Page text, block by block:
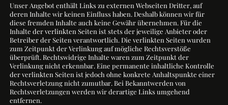
Unser Angebot enthält Links zu externen Webseiten Dritter, auf
deren Inhalte wir keinen Einfluss haben. Deshalb können wir für
diese fremden Inhalte auch keine Gewähr übernehmen. Für die
Inhalte der verlinkten Seiten ist stets der jeweilige Anbieter oder
Betreiber der Seiten verantwortlich. Die verlinkten Seiten wurden
zum Zeitpunkt der Verlinkung auf mögliche Rechtsverstöße
überprüft. Rechtswidrige Inhalte waren zum Zeitpunkt der
Verlinkung nicht erkennbar. Eine permanente inhaltliche Kontrolle
der verlinkten Seiten ist jedoch ohne konkrete Anhaltspunkte einer
Rechtsverletzung nicht zumutbar. Bei Bekanntwerden von
Rechtsverletzungen werden wir derartige Links umgehend
entfernen.